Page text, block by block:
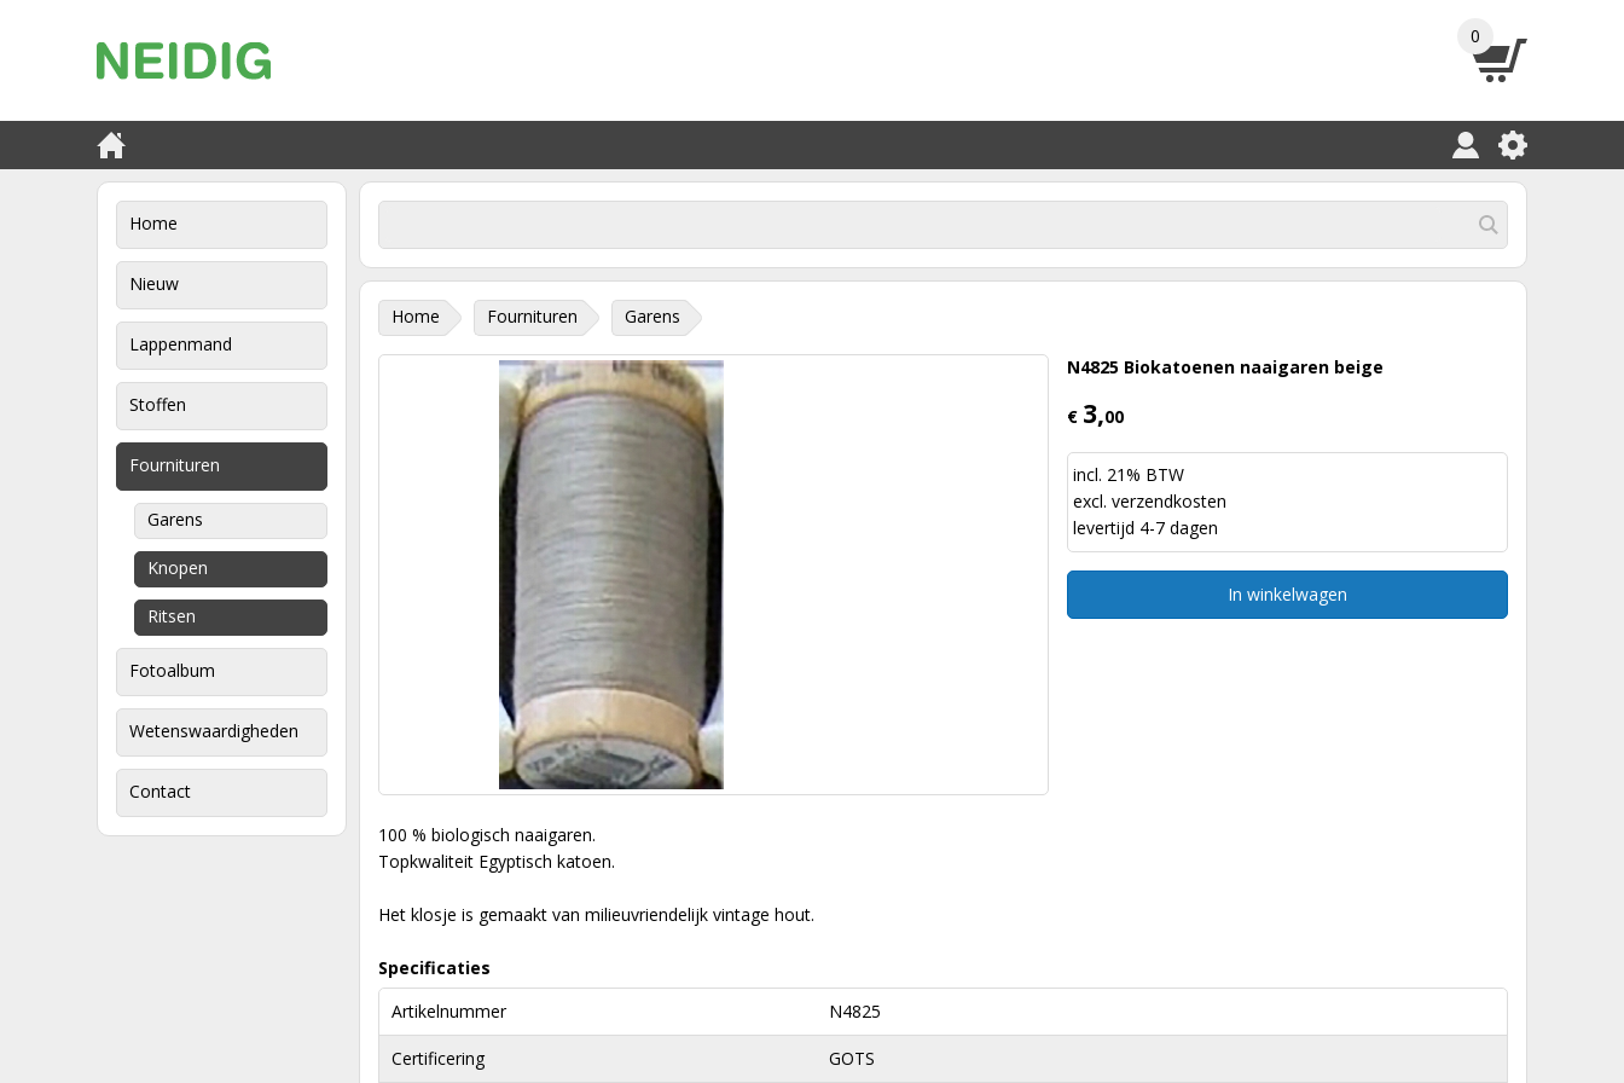
0
Home
Nieuw
Lappenmand
Stoffen
Fournituren
Garens
Knopen
Ritsen
Fotoalbum
Wetenswaardigheden
Contact
Home Fournituren Garens
N4825 Biokatoenen naaigaren beige
€ 3,00
incl. 21% BTW
excl. verzendkosten
levertijd 4-7 dagen
In winkelwagen
100 % biologisch naaigaren.
Topkwaliteit Egyptisch katoen.
Het klosje is gemaakt van milieuvriendelijk vintage hout.
Specificaties
Artikelnummer
N4825
Certificering GOTS